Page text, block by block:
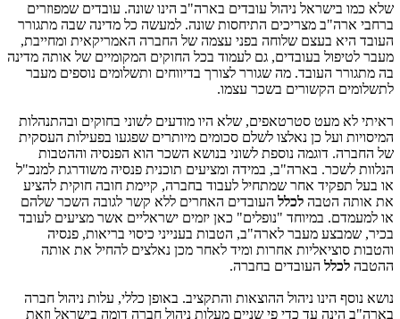
שלא כמו בישראל ניהול עובדים בארה"ב הינו שונה. עובדים שמפוזרים
ברחבי ארה"ב מצריכים התיחסות שונה. למעשה כל מדינה שבה מתגורר
העובד היא בעצם שלוחה בפני עצמה של החברה האמריקאית ומחייבת,
מעבר לטיפול בעובדים, גם לעמוד בכל החוקים המקומיים של אותה מדינה
בה מתגורר העובד. מה שגורר לצורך בדיווחים ותשלומים נוספים מעבר
לתשלומים הקשורים בשכר עצמו.
ראיתי לא מעט סטרטאפים, שלא היו מודעים לשוני בחוקים ובהתנהלות
המיסויות ועל כן נאלצו לשלם סכומים מיותרים שפגעו בפעילות העסקית
של החברה. דוגמה נוספת לשוני בנושא השכר הוא הפנסיה וההטבות
הנלוות לשכר. בארה"ב, במידה ומציעים תוכנית פנסיה משודרגת למנכ"ל
או בעל תפקיד אחר שמתחיל לעבוד בחברה, קיימת חובה חוקית להציע
את אותה הטבה לכלל העובדים האחרים ללא קשר לגובה השכר שלהם
או למעמדם. במיוחד "נופלים" כאן יזמים ישראליים אשר מציעים לעובד
בכיר, שמבצע מעבר לארה"ב, הטבות בענייני כיסוי בריאות, פנסיה
והטבות סוציאליות אחרות ומיד לאחר מכן נאלצים להחיל את אותה
ההטבה לכלל העובדים בחברה.
נושא נוסף הינו ניהול ההוצאות והתקציב. באופן כללי, עלות ניהול חברה
בארה"ב הינה עד כדי פי שניים מעלות ניהול חברה דומה בישראל וזאת